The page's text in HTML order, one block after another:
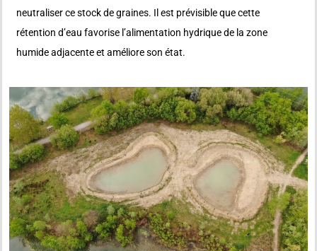
neutraliser ce stock de graines. Il est prévisible que cette
rétention d’eau favorise l’alimentation hydrique de la zone
humide adjacente et améliore son état.